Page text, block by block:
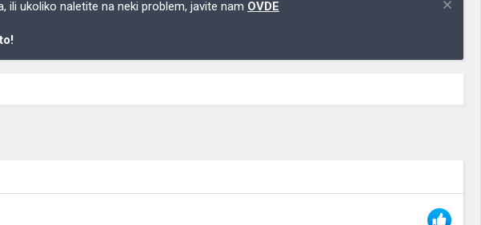
ukoliko naletite na neki problem, javite nam OVDE